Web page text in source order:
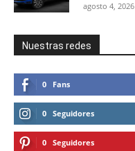
agosto 4, 2026
Nuestras redes
0 Fans
0 Seguidores
0 Seguidores